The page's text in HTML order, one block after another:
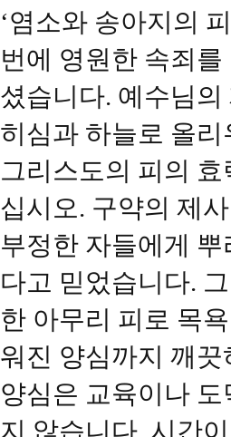
‘염소와 송아지의
번에 영원한 속죄
셨습니다. 예수님
히심과 하늘로 올
그리스도의 피의
십시오. 구약의 제
부정한 자들에게
다고 믿었습니다.
한 아무리 피로 목
워진 양심까지 깨
양심은 교육이나
지 않습니다. 시간